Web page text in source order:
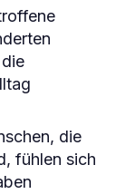
die
fühlen sich